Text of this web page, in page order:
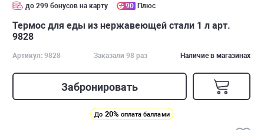
до 299 бонусов на карту 90 Плюс
Термос для еды из нержавеющей стали 1 л арт.
9828
Артикул: 9828 Заказали 98 раз Наличие в магазинах
Забронировать
До 20% оплата баллами